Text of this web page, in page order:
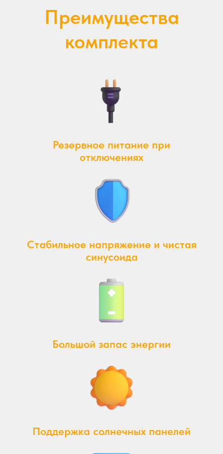
Преимущества
комплекта
Резервное питание при
отключениях
Стабильное напряжение и чистая
синусоида
Большой запас энергии
Поддержка солнечных панелей